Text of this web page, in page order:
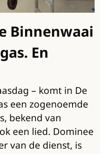
Binnenwaai
En
– komt in De
een zogenoemde
bekend van
een lied. Dominee
van de dienst, is